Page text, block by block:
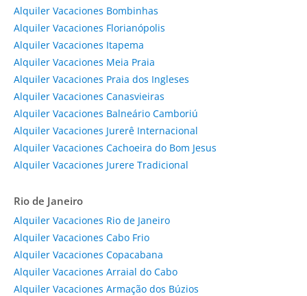
Alquiler Vacaciones Bombinhas
Alquiler Vacaciones Florianópolis
Alquiler Vacaciones Itapema
Alquiler Vacaciones Meia Praia
Alquiler Vacaciones Praia dos Ingleses
Alquiler Vacaciones Canasvieiras
Alquiler Vacaciones Balneário Camboriú
Alquiler Vacaciones Jurerê Internacional
Alquiler Vacaciones Cachoeira do Bom Jesus
Alquiler Vacaciones Jurere Tradicional
Rio de Janeiro
Alquiler Vacaciones Rio de Janeiro
Alquiler Vacaciones Cabo Frio
Alquiler Vacaciones Copacabana
Alquiler Vacaciones Arraial do Cabo
Alquiler Vacaciones Armação dos Búzios